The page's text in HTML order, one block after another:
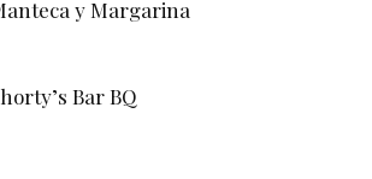
y Margarina
Bar BQ